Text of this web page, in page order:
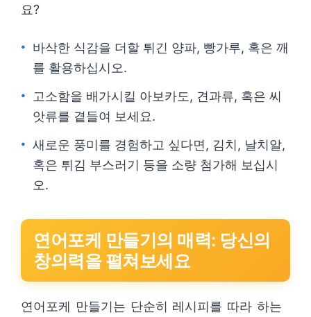
요?
바삭한 식감을 더할 튀긴 양파, 빵가루, 혹은 깨
를 활용하십시오.
고소함을 배가시킬 아보카도, 견과류, 혹은 씨
앗류를 곁들여 보세요.
새로운 풍미를 경험하고 싶다면, 김치, 날치알,
혹은 튀김 부스러기 등을 소량 첨가해 보십시
오.
연어포케 만들기의 매력: 당신의
창의력을 펼쳐보세요
연어포케 만들기는 단순히 레시피를 따라 하는